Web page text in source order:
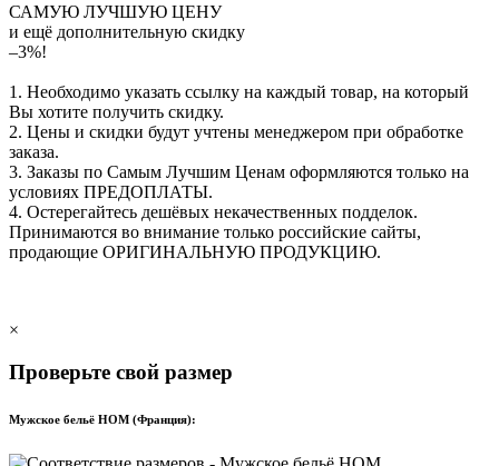
САМУЮ ЛУЧШУЮ ЦЕНУ
и ещё дополнительную скидку
–3%!
1. Необходимо указать ссылку на каждый товар, на который
Вы хотите получить скидку.
2. Цены и скидки будут учтены менеджером при обработке
заказа.
3. Заказы по Самым Лучшим Ценам оформляются только на
условиях ПРЕДОПЛАТЫ.
4. Остерегайтесь дешёвых некачественных подделок.
Принимаются во внимание только российские сайты,
продающие ОРИГИНАЛЬНУЮ ПРОДУКЦИЮ.
×
Проверьте свой размер
Мужское бельё HOM (Франция):